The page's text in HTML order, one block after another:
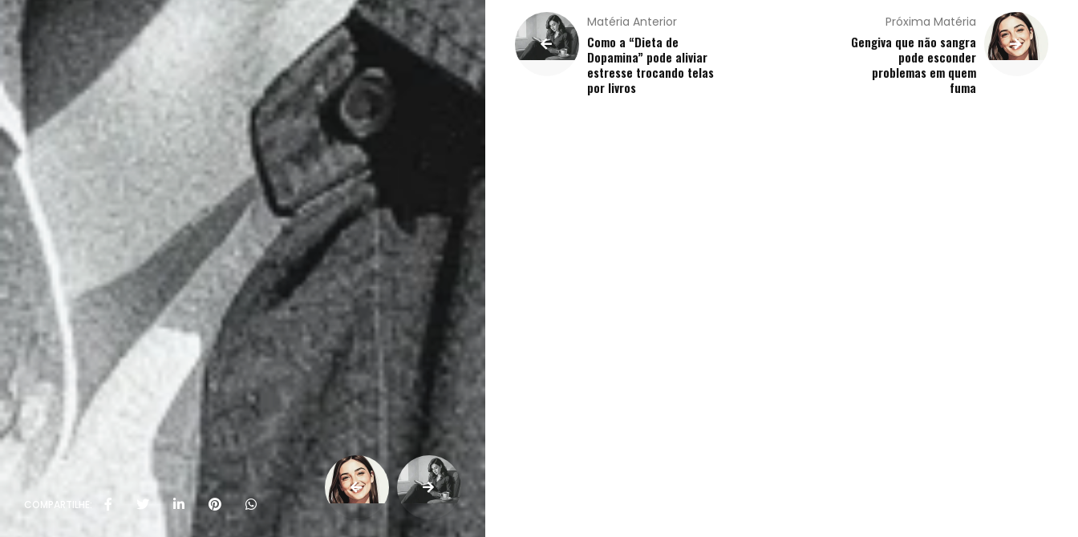
Qualidade
COMPARTILHE:
Matéria Anterior
Como a “Dieta de
Dopamina” pode aliviar
estresse trocando telas
por livros
Próxima Matéria
Gengiva que não sangra
pode esconder
problemas em quem
fuma